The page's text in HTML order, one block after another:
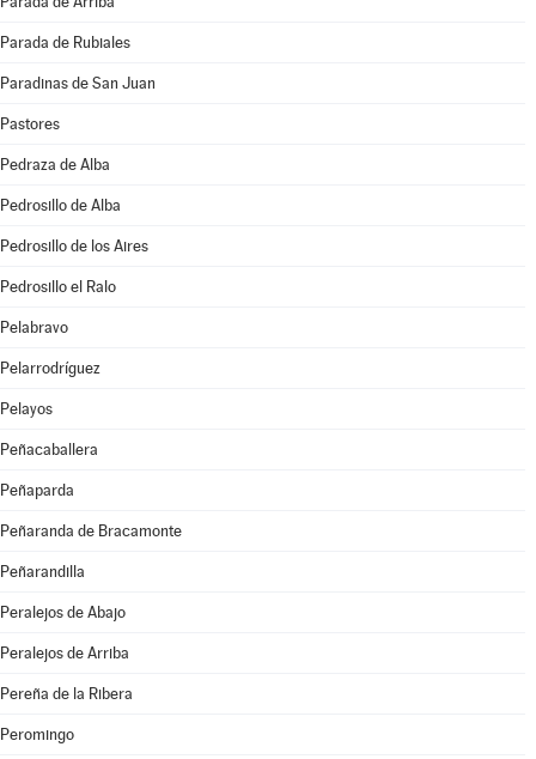
Parada de Rubiales
Paradinas de San Juan
Pastores
Pedraza de Alba
Pedrosillo de Alba
Pedrosillo de los Aires
Pedrosillo el Ralo
Pelabravo
Pelarrodríguez
Pelayos
Peñacaballera
Peñaparda
Peñaranda de Bracamonte
Peñarandilla
Peralejos de Abajo
Peralejos de Arriba
Pereña de la Ribera
Peromingo